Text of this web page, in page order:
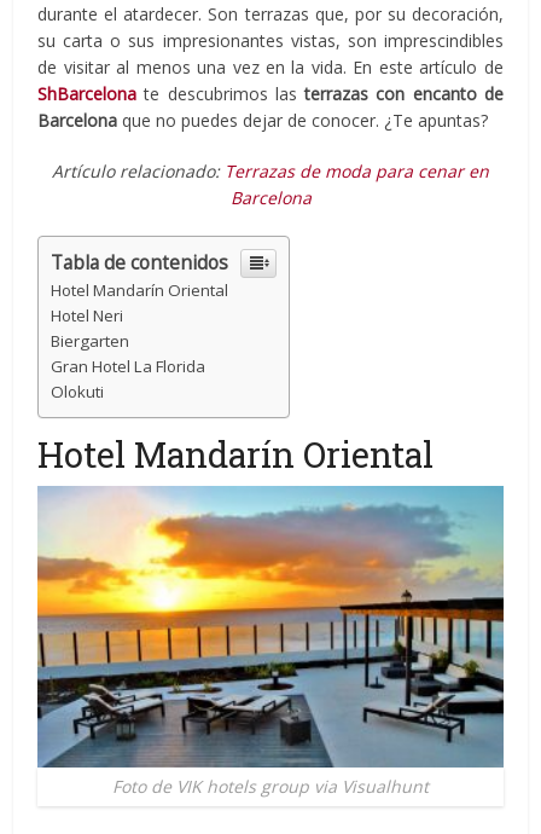
durante el atardecer. Son terrazas que, por su decoración,
su carta o sus impresionantes vistas, son imprescindibles
de visitar al menos una vez en la vida. En este artículo de
ShBarcelona te descubrimos las terrazas con encanto de
Barcelona que no puedes dejar de conocer. ¿Te apuntas?
Artículo relacionado: Terrazas de moda para cenar en
Barcelona
Tabla de contenidos
Hotel Mandarín Oriental
Hotel Neri
Biergarten
Gran Hotel La Florida
Olokuti
Hotel Mandarín Oriental
Foto de VIK hotels group via Visualhunt